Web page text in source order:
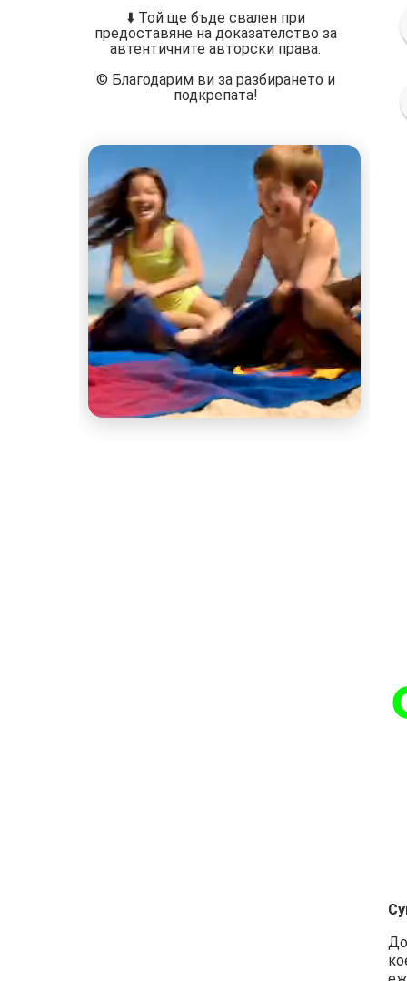
⬇️ Той ще бъде свален при
предоставяне на доказателство за
автентичните авторски права.
©️ Благодарим ви за разбирането и
подкрепата!